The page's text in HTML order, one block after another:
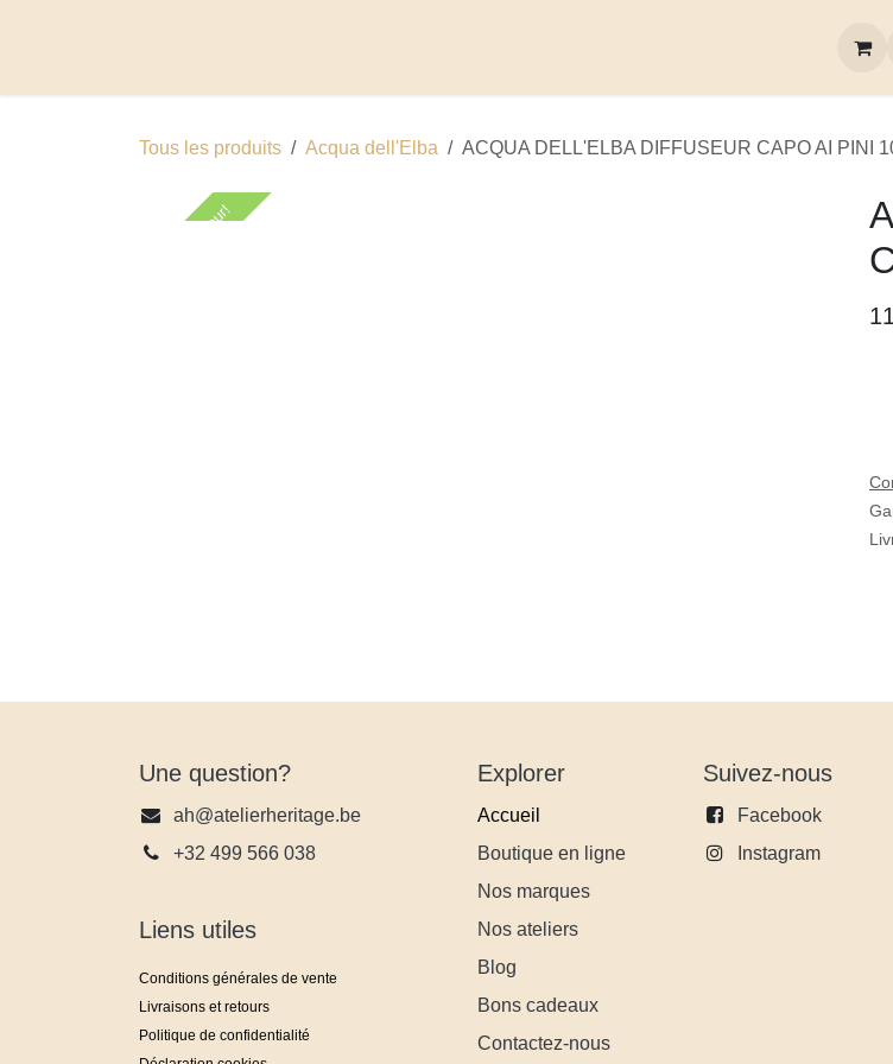
Nos ateliers
Tous les produits Acqua dell'Elba ACQUA DELL'ELBA DIFFUSEUR CAPO AI PINI
Coup de coeur!
Une question?
ah@atelierheritage.be
+32 499 566 038
Liens utiles
Conditions générales de vente
Livraisons et retours
Politique de confidentialité
Explorer
Accueil
Boutique en ligne
Nos marques
Nos ateliers
Blog
Bons cadeaux
Contactez-nous
Suivez-nous
Facebook
Instagram